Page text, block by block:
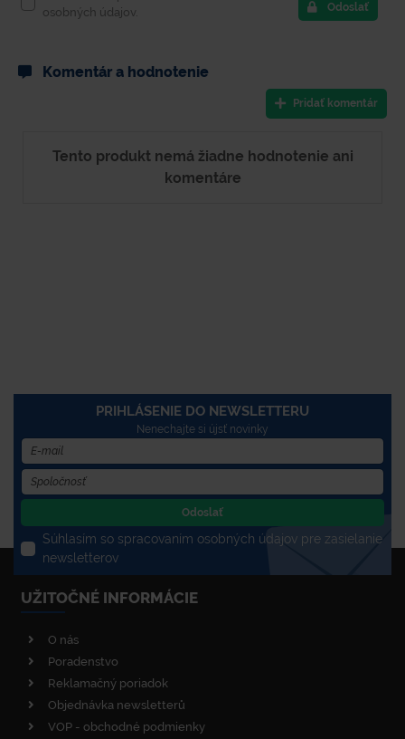
osobných údajov.
Odoslať
Komentár a hodnotenie
Pridať komentár
Tento produkt nemá žiadne hodnotenie ani
komentáre
PRIHLÁSENIE DO NEWSLETTERU
Nenechajte si újsť novinky
Odoslať
Súhlasím so spracovaním osobných údajov pre zasielanie
newsletterov
UŽITOČNÉ INFORMÁCIE
O nás
Poradenstvo
Reklamačný poriadok
Objednávka newsletterů
VOP - obchodné podmienky